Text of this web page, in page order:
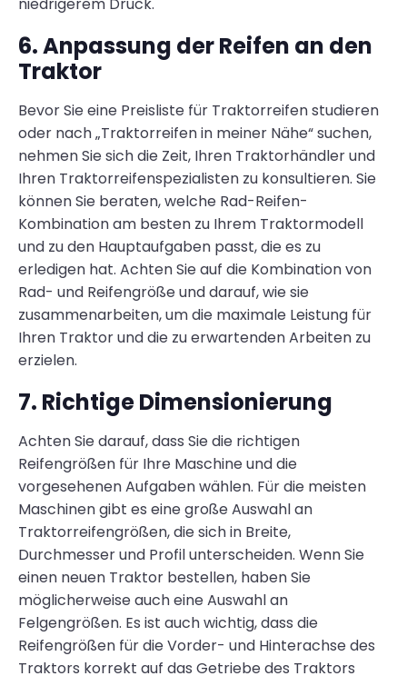
6. Anpassung der Reifen an den
Traktor
Bevor Sie eine Preisliste für Traktorreifen studieren
oder nach „Traktorreifen in meiner Nähe“ suchen,
nehmen Sie sich die Zeit, Ihren Traktorhändler und
Ihren Traktorreifenspezialisten zu konsultieren. Sie
können Sie beraten, welche Rad-Reifen-
Kombination am besten zu Ihrem Traktormodell
und zu den Hauptaufgaben passt, die es zu
erledigen hat. Achten Sie auf die Kombination von
Rad- und Reifengröße und darauf, wie sie
zusammenarbeiten, um die maximale Leistung für
Ihren Traktor und die zu erwartenden Arbeiten zu
erzielen.
7. Richtige Dimensionierung
Achten Sie darauf, dass Sie die richtigen
Reifengrößen für Ihre Maschine und die
vorgesehenen Aufgaben wählen. Für die meisten
Maschinen gibt es eine große Auswahl an
Traktorreifengrößen, die sich in Breite,
Durchmesser und Profil unterscheiden. Wenn Sie
einen neuen Traktor bestellen, haben Sie
möglicherweise auch eine Auswahl an
Felgengrößen. Es ist auch wichtig, dass die
Reifengrößen für die Vorder- und Hinterachse des
Traktors korrekt auf das Getriebe des Traktors